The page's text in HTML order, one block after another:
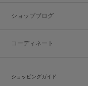
ショップブログ
コーディネート
ショッピングガイド